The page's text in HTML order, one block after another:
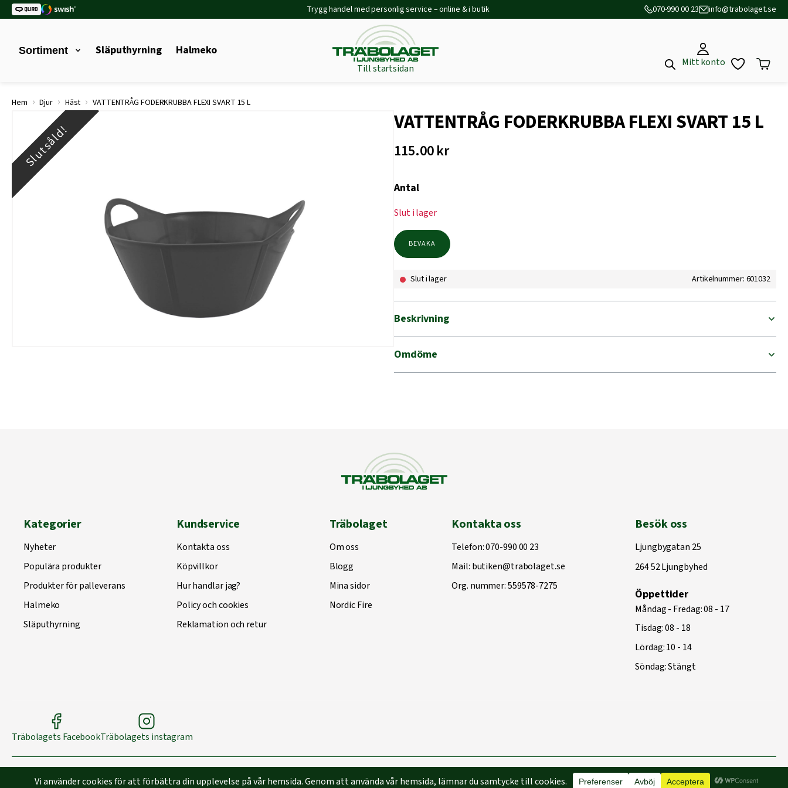
Trygg handel med personlig service – online & i butik 070-990 00 23 info@trabolaget.se
Sortiment Släputhyrning Halmeko
Till startsidan
Mitt konto
Hem › Djur › Häst › VATTENTRÅG FODERKRUBBA FLEXI SVART 15 L
Slutsåld! VATTENTRÅG FODERKRUBBA FLEXI SVART 15 L
115.00kr
Antal
Slut i lager
BEVAKA
Slut i lager Artikelnummer: 601032
Beskrivning
Omdöme
Kategorier
Nyheter
Populära produkter
Produkter för palleverans
Halmeko
Släputhyrning
Kundservice
Kontakta oss
Köpvillkor
Hur handlar jag?
Policy och cookies
Reklamation och retur
Träbolaget
Om oss
Blogg
Mina sidor
Nordic Fire
Kontakta oss
Telefon:070-990 00 23
Mail: butiken@trabolaget.se
Org. nummer: 559578-7275
Besök oss
Ljungbygatan 25
264 52 Ljungbyhed
Öppettider
Måndag - Fredag: 08 - 17
Tisdag: 08 - 18
Lördag: 10 - 14
Söndag: Stängt
Träbolagets FacebookTräbolagets instagram
Byggd med♥avCapace Media | Webbyrå Malmö